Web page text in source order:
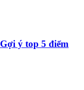
ý top 5 điểm